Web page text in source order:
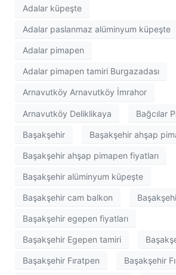
Adalar küpeşte
Adalar paslanmaz alüminyum küpeşte
Adalar pimapen
Adalar pimapen tamiri Burgazadası
Arnavutköy Arnavutköy İmrahor
Arnavutköy Deliklikaya Bağcılar
Başakşehir Başakşehir ahşap
Başakşehir ahşap pimapen fiyatları
Başakşehir alüminyum küpeşte
Başakşehir cam balkon
Başakşehir egepen fiyatları
Başakşehir Egepen tamiri
Başakşehir Fıratpen Başakşehir